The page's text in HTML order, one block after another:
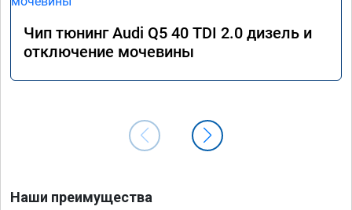
Чип тюнинг Audi Q5 40 TDI 2.0 дизель и
отключение мочевины
Наши преимущества